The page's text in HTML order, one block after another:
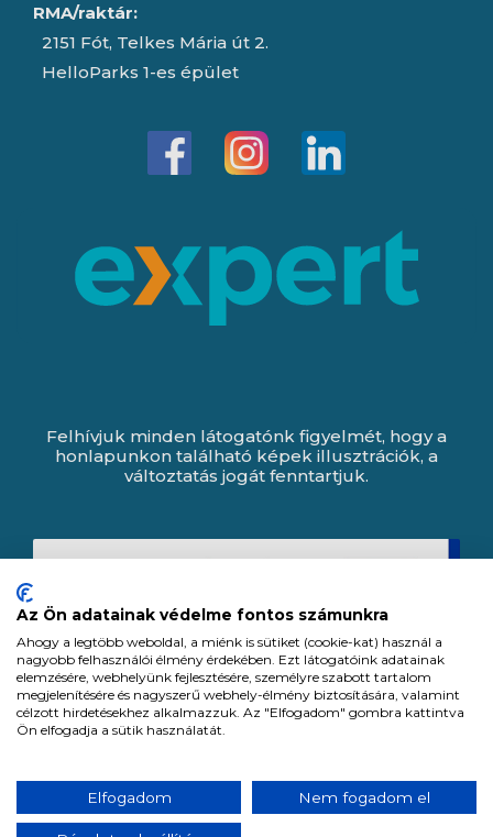
RMA/raktár:
2151 Fót, Telkes Mária út 2.
HelloParks 1-es épület
Felhívjuk minden látogatónk figyelmét, hogy a
honlapunkon található képek illusztrációk, a
változtatás jogát fenntartjuk.
Minden jog fenntartva. All rights reserved.
Az Ön adatainak védelme fontos számunkra
Ahogy a legtöbb weboldal, a miénk is sütiket (cookie-kat) használ a
nagyobb felhasználói élmény érdekében. Ezt látogatóink adatainak
elemzésére, webhelyünk fejlesztésére, személyre szabott tartalom
megjelenítésére és nagyszerű webhely-élmény biztosítására, valamint
célzott hirdetésekhez alkalmazzuk. Az "Elfogadom" gombra kattintva
Ön elfogadja a sütik használatát.
Elfogadom Nem fogadom el